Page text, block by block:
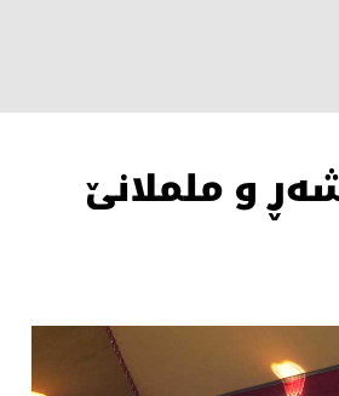
و ململانێ